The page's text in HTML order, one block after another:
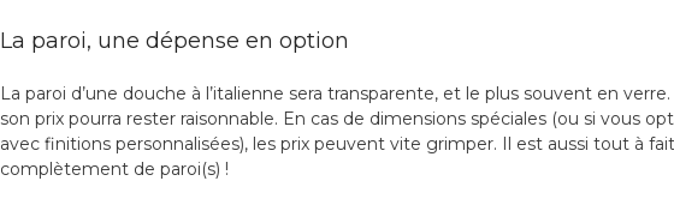
La paroi, une dépense en option
La paroi d’une douche à l’italienne sera transparente, et le plus souvent en
son prix pourra rester raisonnable. En cas de dimensions spéciales (ou si vous
avec finitions personnalisées), les prix peuvent vite grimper. Il est aussi tout à
complètement de paroi(s) !